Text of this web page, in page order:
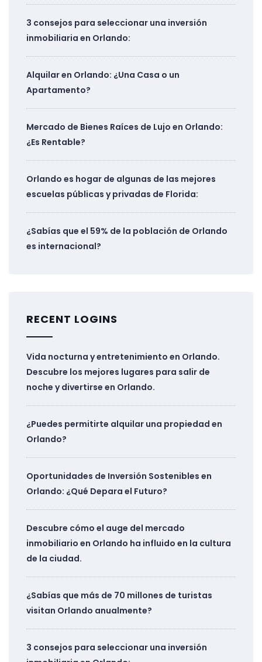
3 consejos para seleccionar una inversión
inmobiliaria en Orlando:
Alquilar en Orlando: ¿Una Casa o un
Apartamento?
Mercado de Bienes Raíces de Lujo en Orlando:
¿Es Rentable?
Orlando es hogar de algunas de las mejores
escuelas públicas y privadas de Florida:
¿Sabías que el 59% de la población de Orlando
es internacional?
RECENT LOGINS
Vida nocturna y entretenimiento en Orlando.
Descubre los mejores lugares para salir de
noche y divertirse en Orlando.
¿Puedes permitirte alquilar una propiedad en
Orlando?
Oportunidades de Inversión Sostenibles en
Orlando: ¿Qué Depara el Futuro?
Descubre cómo el auge del mercado
inmobiliario en Orlando ha influido en la cultura
de la ciudad.
¿Sabías que más de 70 millones de turistas
visitan Orlando anualmente?
3 consejos para seleccionar una inversión